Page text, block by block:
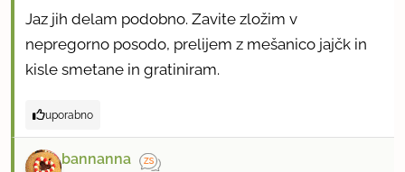
Jaz jih delam podobno. Zavite zložim v
nepregorno posodo, prelijem z mešanico jajčk in
kisle smetane in gratiniram.
uporabno
bannanna